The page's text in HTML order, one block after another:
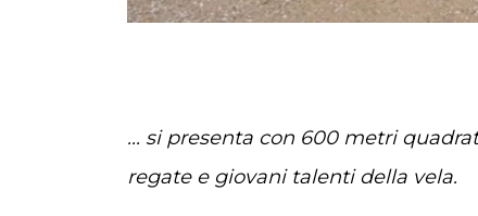
... si presenta con 600 metri
regate e giovani talenti della vela.